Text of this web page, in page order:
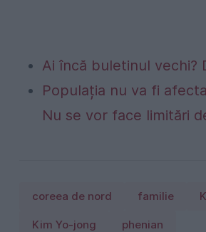
Ai încă buletinul vechi?
Populația nu va fi
Nu se vor face limitări
coreea de nord familie
Kim Yo-jong phenian